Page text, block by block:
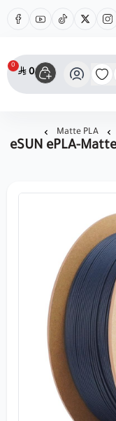
0
0
Matte PLA
eSUN ePLA-